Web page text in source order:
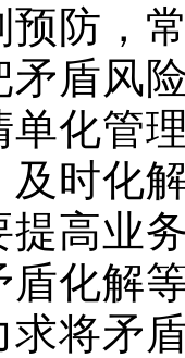
预防，
矛盾风
单化管
及时化
提高业
盾化解
求将矛